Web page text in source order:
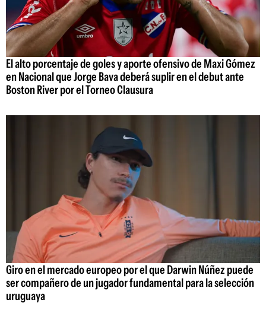
El alto porcentaje de goles y aporte ofensivo de Maxi Gómez
en Nacional que Jorge Bava deberá suplir en el debut ante
Boston River por el Torneo Clausura
Giro en el mercado europeo por el que Darwin Núñez puede
ser compañero de un jugador fundamental para la selección
uruguaya